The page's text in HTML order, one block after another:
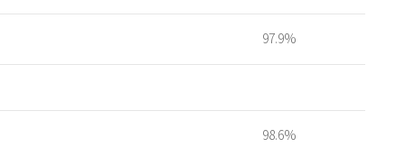
97.9%
98.6%